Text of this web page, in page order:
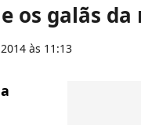
os galãs
às 11:13